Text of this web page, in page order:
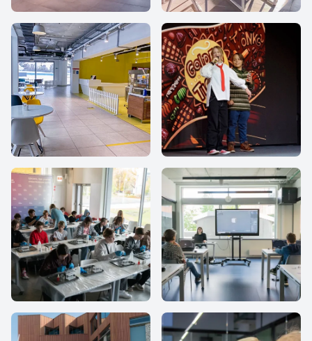
iHub school iHub school
iHub school IThub school
IThub school IThub school